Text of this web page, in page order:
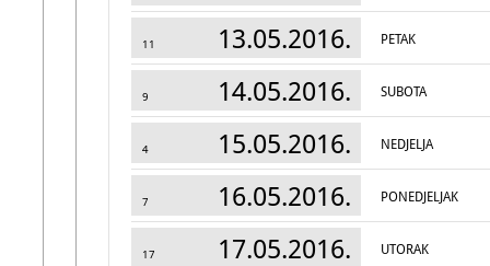
11 13.05.2016. PETAK
9 14.05.2016. SUBOTA
4 15.05.2016. NEDJELJA
7 16.05.2016. PONEDJELJAK
17 17.05.2016. UTORAK